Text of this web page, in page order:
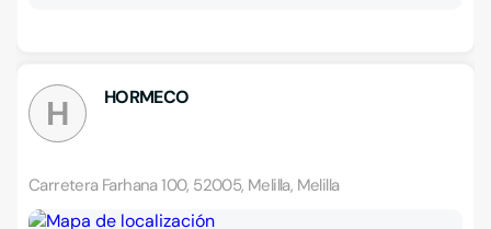
H HORMECO
Carretera Farhana 100, 52005, Melilla, Melilla